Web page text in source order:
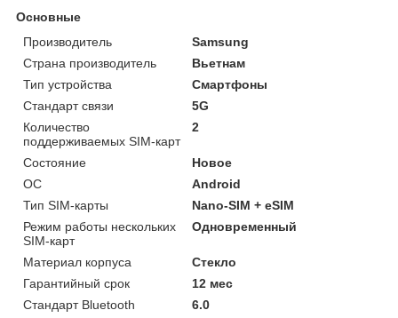
Основные
Производитель
Samsung
Страна производитель
Вьетнам
Тип устройства
Смартфоны
Стандарт связи
5G
Количество
поддерживаемых SIM-карт
2
Состояние
Новое
ОС
Android
Тип SIM-карты
Nano-SIM + eSIM
Режим работы нескольких
SIM-карт
Одновременный
Материал корпуса
Стекло
Гарантийный срок
12 мес
Стандарт Bluetooth
6.0